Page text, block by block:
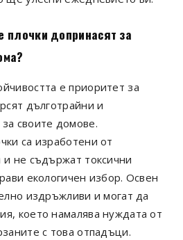
плочки допринасят за
е приоритет за
дълготрайни и
своите домове.
са изработени от
и не съдържат токсични
екологичен избор. Освен
издръжливи и могат да
което намалява нуждата от
с това отпадъци.